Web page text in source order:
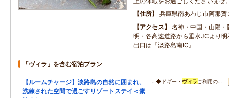
住所
兵庫県南あわじ市阿那賀
アクセス
名神・中国・山陽
明・各高速道路から垂水JCより
出口は『淡路島南IC』
「ヴィラ」を含む宿泊プラン
【ルームチャージ】淡路島の自然に囲まれ、
洗練された空間で過ごすリゾートステイ＜素
…◆ドギー・ ヴィラ ご利用の…